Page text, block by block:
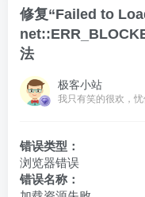
修复“Failed to
法
极客小站
我只有笑的很欢，
错误类型：
浏览器错误
错误名称：